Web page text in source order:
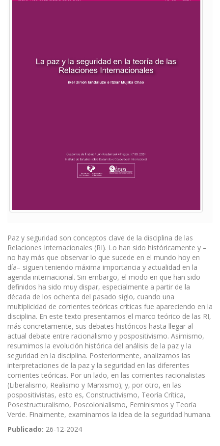
Paz y seguridad son conceptos clave de la disciplina de las
Relaciones Internacionales (RI). Lo han sido históricamente y –
no hay más que observar lo que sucede en el mundo hoy en
día– siguen teniendo máxima importancia y actualidad en la
agenda internacional. Sin embargo, el modo en que han sido
definidos ha sido muy dispar, especialmente a partir de la
década de los ochenta del pasado siglo, cuando una
multiplicidad de corrientes teóricas críticas fue apareciendo en la
disciplina. En este texto presentamos el marco teórico de las RI,
más concretamente, sus debates históricos hasta llegar al
actual debate entre racionalismo y pospositivismo. Asimismo,
resumimos la evolución histórica del análisis de la paz y la
seguridad en la disciplina. Posteriormente, analizamos las
interpretaciones de la paz y la seguridad en las diferentes
corrientes teóricas. Por un lado, en las corrientes racionalistas
(Liberalismo, Realismo y Marxismo); y, por otro, en las
pospositivistas, esto es, Constructivismo, Teoría Crítica,
Posestructuralismo, Poscolonialismo, Feminismos y Teoría
Verde. Finalmente, examinamos la idea de la seguridad humana.
Publicado: 26-12-2024